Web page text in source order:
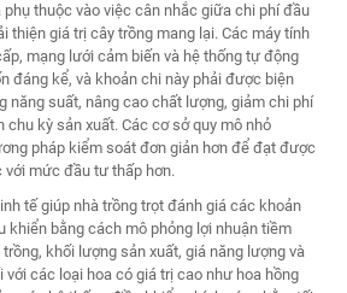
thuộc vào việc cân nhắc giữa chi phí đầu
thiện giá trị cây trồng mang lại. Các máy tính
mạng lưới cảm biến và hệ thống tự động
đáng kể, và khoản chi này phải được biện
năng suất, nâng cao chất lượng, giảm chi phí
chu kỳ sản xuất. Các cơ sở quy mô nhỏ
pháp kiểm soát đơn giản hơn để đạt được
với mức đầu tư thấp hơn.
tế giúp nhà trồng trọt đánh giá các khoản
khiển bằng cách mô phỏng lợi nhuận tiềm
khối lượng sản xuất, giá năng lượng và
các loại hoa có giá trị cao như hoa hồng